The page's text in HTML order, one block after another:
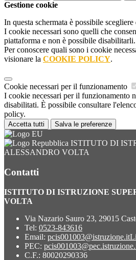
Gestione cookie
In questa schermata è possibile
I cookie necessari sono quelli che
piattaforma e non è possibile disabilitarli.
Per conoscere quali sono i cookie
visionare la COOKIE POLICY.
Cookie necessari per il funzionamento
I cookie necessari per il funzionamento
disabilitati. È possibile consultare
policy.
Accetta tutti Salva le preferenze
ISTITUTO DI
ALESSANDRO VOLTA
Contatti
ISTITUTO DI ISTRUZIONE
VOLTA
Via Nazario Sauro 23, 29015
Tel: 0523-843616
Email: pcis001003@istruzione.it
PEC:
C.F.: 80020290336